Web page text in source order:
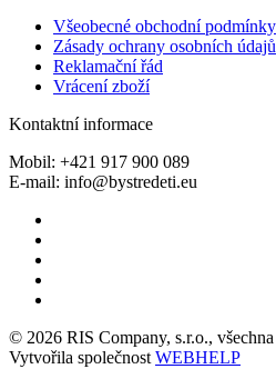
Všeobecné obchodní podmínky
Zásady ochrany osobních údajů
Reklamační řád
Vrácení zboží
Kontaktní informace
Mobil: +421 917 900 089
E-mail: info@bystredeti.eu
© 2026 RIS Company, s.r.o.,
Vytvořila společnost WEBHELP